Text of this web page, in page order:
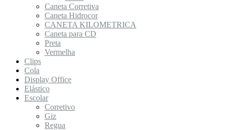
Caneta Corretiva
Caneta Hidrocor
CANETA KILOMETRICA
Caneta para CD
Preta
Vermelha
Clips
Cola
Display Office
Elástico
Escolar
Corretivo
Giz
Regua